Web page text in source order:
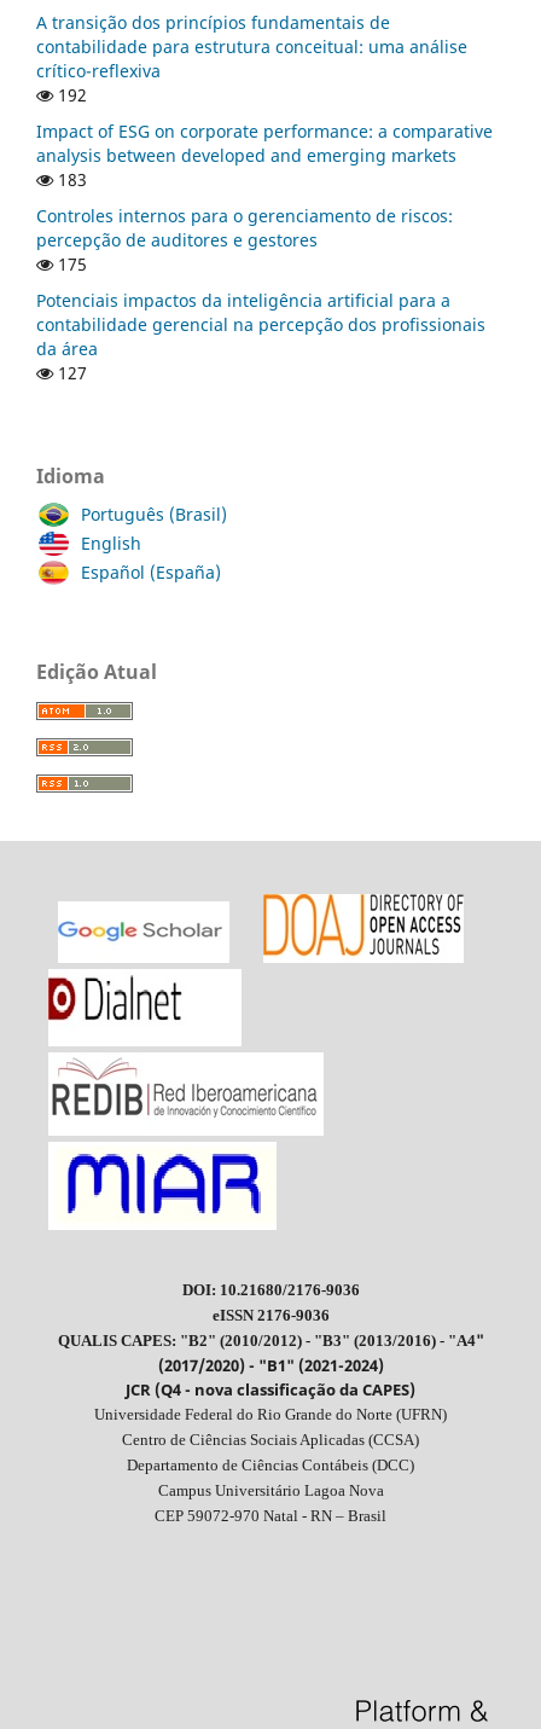
A transição dos princípios fundamentais de
contabilidade para estrutura conceitual: uma análise
crítico-reflexiva
192
Impact of ESG on corporate performance: a comparative
analysis between developed and emerging markets
183
Controles internos para o gerenciamento de riscos:
percepção de auditores e gestores
175
Potenciais impactos da inteligência artificial para a
contabilidade gerencial na percepção dos profissionais
da área
127
Idioma
Português (Brasil)
English
Español (España)
Edição Atual
DOI: 10.21680/2176-9036
eISSN 2176-9036
QUALIS CAPES: "B2" (2010/2012) - "B3" (2013/2016) - "A4"
(2017/2020) - "B1" (2021-2024)
JCR (Q4 - nova classificação da CAPES)
Universidade Federal do Rio Grande do Norte (UFRN)
Centro de Ciências Sociais Aplicadas (CCSA)
Departamento de Ciências Contábeis (DCC)
Campus Universitário Lagoa Nova
CEP 59072-970 Natal - RN – Brasil